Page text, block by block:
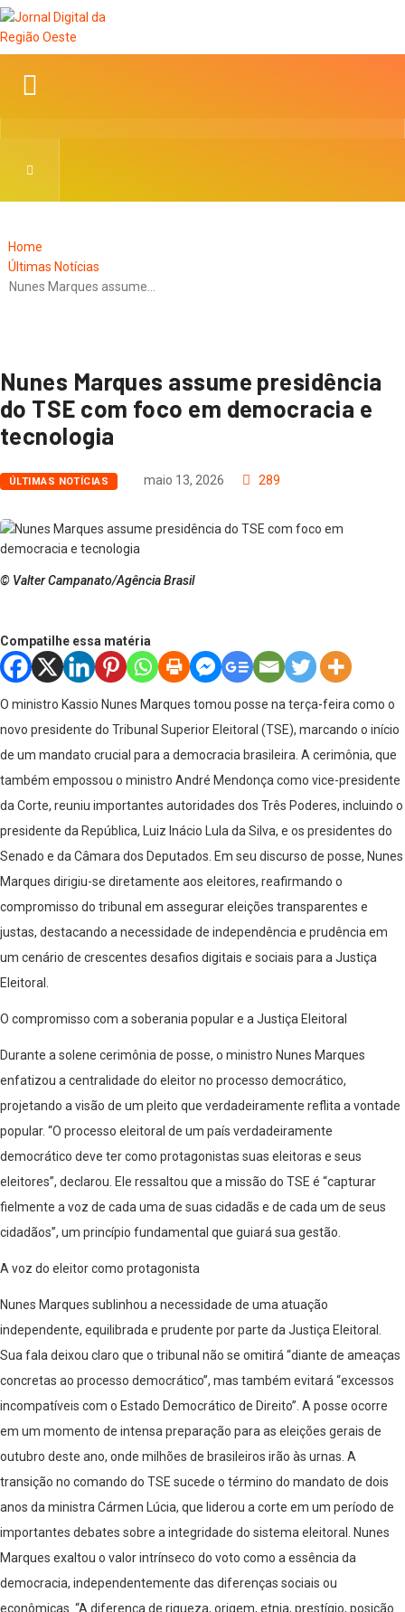
Home
Últimas Notícias
Nunes Marques assume…
Nunes Marques assume presidência
do TSE com foco em democracia e
tecnologia
ÚLTIMAS NOTÍCIAS maio 13, 2026 289
© Valter Campanato/Agência Brasil
Compatilhe essa matéria
O ministro Kassio Nunes Marques tomou posse na terça-feira como o
novo presidente do Tribunal Superior Eleitoral (TSE), marcando o início
de um mandato crucial para a democracia brasileira. A cerimônia, que
também empossou o ministro André Mendonça como vice-presidente
da Corte, reuniu importantes autoridades dos Três Poderes, incluindo o
presidente da República, Luiz Inácio Lula da Silva, e os presidentes do
Senado e da Câmara dos Deputados. Em seu discurso de posse, Nunes
Marques dirigiu-se diretamente aos eleitores, reafirmando o
compromisso do tribunal em assegurar eleições transparentes e
justas, destacando a necessidade de independência e prudência em
um cenário de crescentes desafios digitais e sociais para a Justiça
Eleitoral.
O compromisso com a soberania popular e a Justiça Eleitoral
Durante a solene cerimônia de posse, o ministro Nunes Marques
enfatizou a centralidade do eleitor no processo democrático,
projetando a visão de um pleito que verdadeiramente reflita a vontade
popular. “O processo eleitoral de um país verdadeiramente
democrático deve ter como protagonistas suas eleitoras e seus
eleitores”, declarou. Ele ressaltou que a missão do TSE é “capturar
fielmente a voz de cada uma de suas cidadãs e de cada um de seus
cidadãos”, um princípio fundamental que guiará sua gestão.
A voz do eleitor como protagonista
Nunes Marques sublinhou a necessidade de uma atuação
independente, equilibrada e prudente por parte da Justiça Eleitoral.
Sua fala deixou claro que o tribunal não se omitirá “diante de ameaças
concretas ao processo democrático”, mas também evitará “excessos
incompatíveis com o Estado Democrático de Direito”. A posse ocorre
em um momento de intensa preparação para as eleições gerais de
outubro deste ano, onde milhões de brasileiros irão às urnas. A
transição no comando do TSE sucede o término do mandato de dois
anos da ministra Cármen Lúcia, que liderou a corte em um período de
importantes debates sobre a integridade do sistema eleitoral. Nunes
Marques exaltou o valor intrínseco do voto como a essência da
democracia, independentemente das diferenças sociais ou
econômicas. “A diferença de riqueza, origem, etnia, prestígio, posição